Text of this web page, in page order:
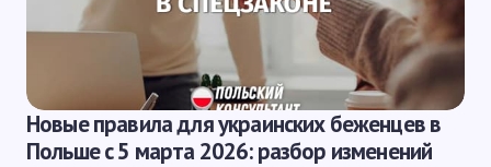
Новые правила для украинских беженцев в
Польше с 5 марта 2026: разбор изменений